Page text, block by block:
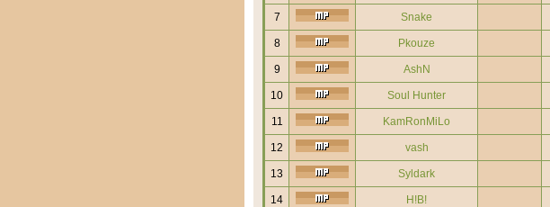
7 Snake
8 Pkouze
9 AshN
10 Soul Hunter
11 KamRonMiLo
12 vash
13 Syldark
14 H!B!